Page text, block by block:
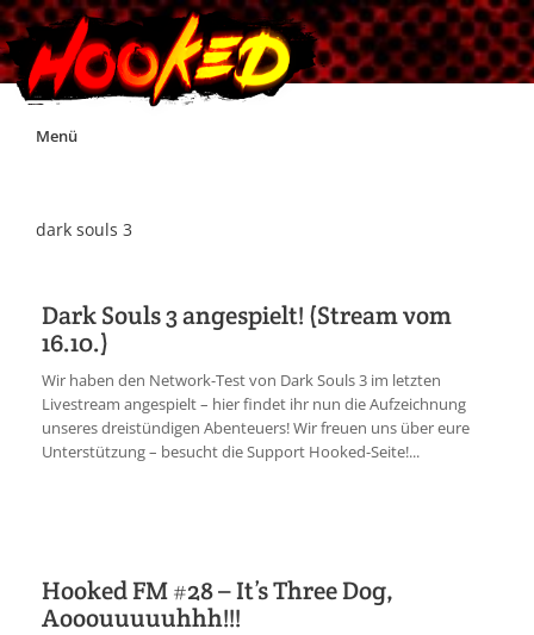
Skip
Menü
Impressum
Jobs
dark souls 3
Dark Souls 3 angespielt! (Stream vom
16.10.)
Wir haben den Network-Test von Dark Souls 3 im letzten
Livestream angespielt – hier findet ihr nun die Aufzeichnung
unseres dreistündigen Abenteuers! Wir freuen uns über eure
Unterstützung – besucht die Support Hooked-Seite!...
Hooked FM #28 – It’s Three Dog,
Aooouuuuuhhh!!!